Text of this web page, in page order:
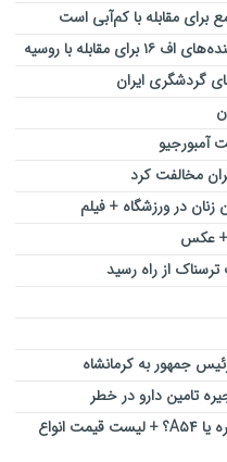
مقابله با کم‌آبی است
با روسیه
گردشگری ایران
آمبورجیو
مخالفت کرد
در ورزشگاه + فیلم
+ عکس
از راه رسید
تامین دارو در خطر
برادرکشی به سبک سامسونگ‌؛ F۵۴ بهتره یا A۵۴؟ + لیست قیمت انواع